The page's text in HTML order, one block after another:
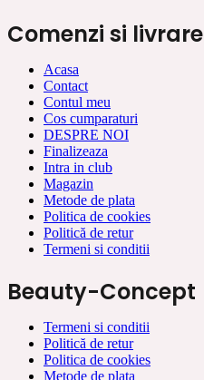
Comenzi si livrare
Acasa
Contact
Contul meu
Cos cumparaturi
DESPRE NOI
Finalizeaza
Intra in club
Magazin
Metode de plata
Politica de cookies
Politică de retur
Termeni si conditii
Beauty-Concept
Termeni si conditii
Politică de retur
Politica de cookies
Metode de plata